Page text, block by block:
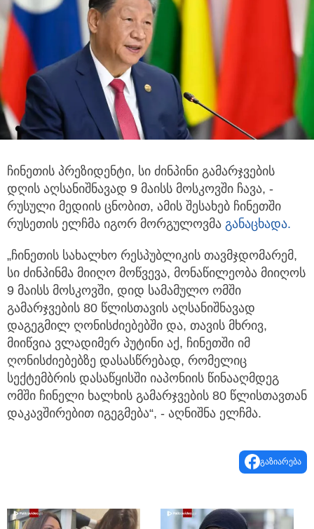
ჩინეთის პრეზიდენტი, სი ძინპინი გამარჯვების
დღის აღსანიშნავად 9 მაისს მოსკოვში ჩავა, -
რუსული მედიის ცნობით, ამის შესახებ ჩინეთში
რუსეთის ელჩმა იგორ მორგულოვმა განაცხადა.
„ჩინეთის სახალხო რესპუბლიკის თავმჯდომარემ,
სი ძინპინმა მიიღო მოწვევა, მონაწილეობა მიიღოს
9 მაისს მოსკოვში, დიდ სამამულო ომში
გამარჯვების 80 წლისთავის აღსანიშნავად
დაგეგმილ ღონისძიებებში და, თავის მხრივ,
მიიწვია ვლადიმერ პუტინი აქ, ჩინეთში იმ
ღონისძიებებზე დასასწრებად, რომელიც
სექტემბრის დასაწყისში იაპონიის წინააღმდეგ
ომში ჩინელი ხალხის გამარჯვების 80 წლისთავთან
დაკავშირებით იგეგმება“, - აღნიშნა ელჩმა.
გაზიარება